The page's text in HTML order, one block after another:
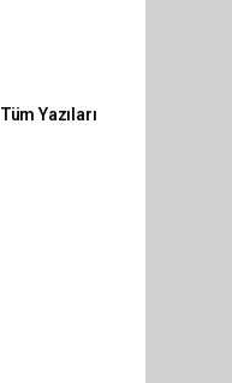
Tüm Yazıları